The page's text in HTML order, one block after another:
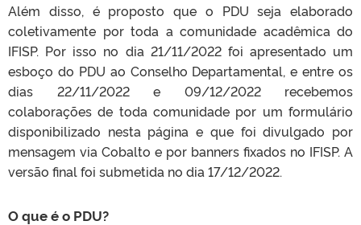
Além disso, é proposto que o PDU seja elaborado
coletivamente por toda a comunidade acadêmica do
IFISP. Por isso no dia 21/11/2022 foi apresentado um
esboço do PDU ao Conselho Departamental, e entre os
dias 22/11/2022 e 09/12/2022 recebemos
colaborações de toda comunidade por um formulário
disponibilizado nesta página e que foi divulgado por
mensagem via Cobalto e por banners fixados no IFISP. A
versão final foi submetida no dia 17/12/2022.
O que é o PDU?